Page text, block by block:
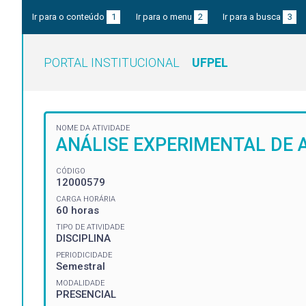
Ir para o conteúdo 1 Ir para o menu 2 Ir para a busca 3
PORTAL INSTITUCIONAL UFPEL
NOME DA ATIVIDADE
ANÁLISE EXPERIMENTAL DE
CÓDIGO
12000579
CARGA HORÁRIA
60 horas
TIPO DE ATIVIDADE
DISCIPLINA
PERIODICIDADE
Semestral
MODALIDADE
PRESENCIAL